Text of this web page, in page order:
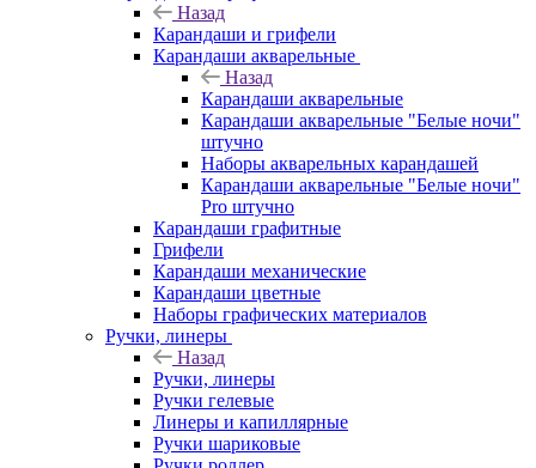
Назад
Карандаши и грифели
Карандаши акварельные
Назад
Карандаши акварельные
Карандаши акварельные "Белые ночи"
штучно
Наборы акварельных карандашей
Карандаши акварельные "Белые ночи"
Pro штучно
Карандаши графитные
Грифели
Карандаши механические
Карандаши цветные
Наборы графических материалов
Ручки, линеры
Назад
Ручки, линеры
Ручки гелевые
Линеры и капиллярные
Ручки шариковые